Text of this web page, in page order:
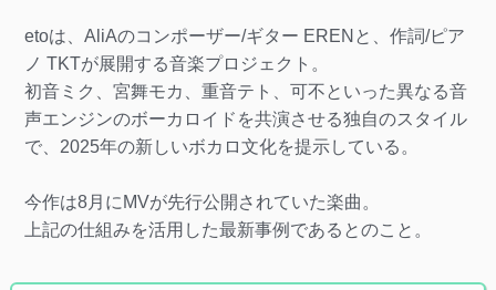
etoは、AliAのコンポーザー/ギター ERENと、作詞/ピア
ノ TKTが展開する音楽プロジェクト。
初音ミク、宮舞モカ、重音テト、可不といった異なる音
声エンジンのボーカロイドを共演させる独自のスタイル
で、2025年の新しいボカロ文化を提示している。
今作は8月にMVが先行公開されていた楽曲。
上記の仕組みを活用した最新事例であるとのこと。